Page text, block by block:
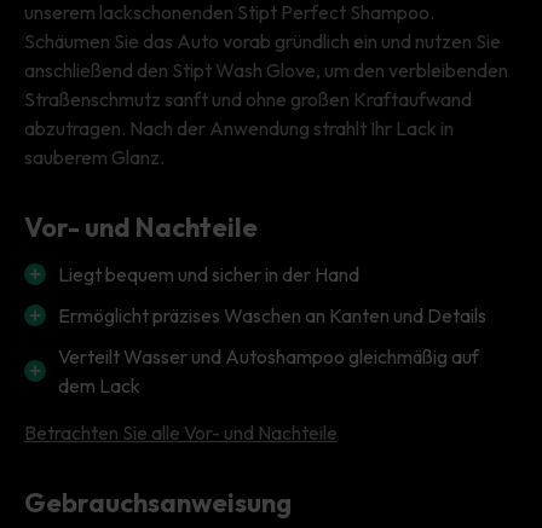
unserem lackschonenden Stipt Perfect Shampoo.
Schäumen Sie das Auto vorab gründlich ein und nutzen Sie
anschließend den Stipt Wash Glove, um den verbleibenden
Straßenschmutz sanft und ohne großen Kraftaufwand
abzutragen. Nach der Anwendung strahlt Ihr Lack in
sauberem Glanz.
Vor- und Nachteile
Liegt bequem und sicher in der Hand
Ermöglicht präzises Waschen an Kanten und Details
Verteilt Wasser und Autoshampoo gleichmäßig auf
dem Lack
Betrachten Sie alle Vor- und Nachteile
Gebrauchsanweisung